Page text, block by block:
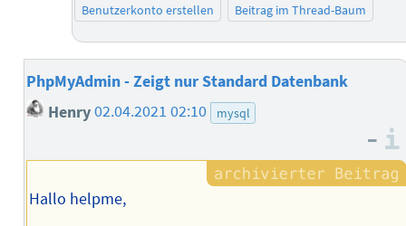
Benutzerkonto erstellen
Beitrag im Thread-Baum
PhpMyAdmin - Zeigt nur Standard Datenbank
Henry02.04.2021 02:10 mysql
–
Hallo helpme,